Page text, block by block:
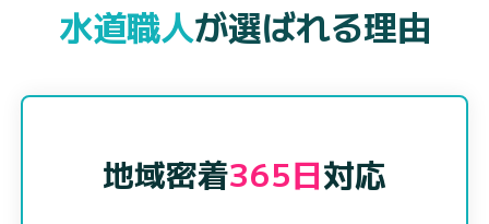
水道職人が選ばれる理由
地域密着365日対応